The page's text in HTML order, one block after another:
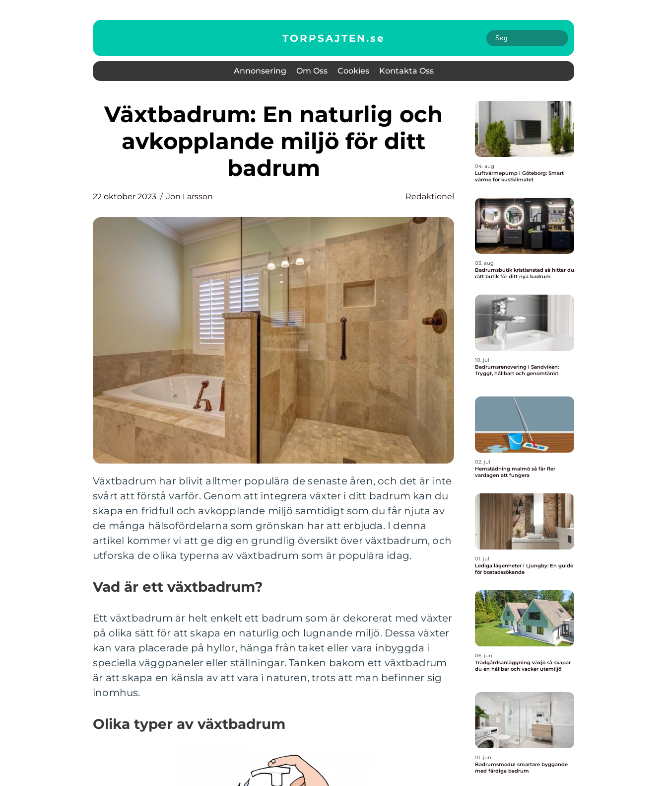
TORPSAJTEN.se
Annonsering Om Oss Cookies Kontakta Oss
Växtbadrum: En naturlig och
avkopplande miljö för ditt
badrum
22 oktober 2023 Jon Larsson Redaktionel
Växtbadrum har blivit alltmer populära de senaste åren, och det är inte
svårt att förstå varför. Genom att integrera växter i ditt badrum kan du
skapa en fridfull och avkopplande miljö samtidigt som du får njuta av
de många hälsofördelarna som grönskan har att erbjuda. I denna
artikel kommer vi att ge dig en grundlig översikt över växtbadrum, och
utforska de olika typerna av växtbadrum som är populära idag.
Vad är ett växtbadrum?
Ett växtbadrum är helt enkelt ett badrum som är dekorerat med växter
på olika sätt för att skapa en naturlig och lugnande miljö. Dessa växter
kan vara placerade på hyllor, hänga från taket eller vara inbyggda i
speciella väggpaneler eller ställningar. Tanken bakom ett växtbadrum
är att skapa en känsla av att vara i naturen, trots att man befinner sig
inomhus.
Olika typer av växtbadrum
04. aug
Luftvärmepump i Göteborg: Smart
värme för kustklimatet
03. aug
Badrumsbutik kristianstad så hittar du
rätt butik för ditt nya badrum
10. jul
Badrumsrenovering i Sandviken:
Tryggt, hållbart och genomtänkt
02. jul
Hemstädning malmö så får fler
vardagen att fungera
01. jul
Lediga lägenheter i Ljungby: En guide
för bostadssökande
06. jun
Trädgårdsanläggning växjö så skapar
du en hållbar och vacker utemiljö
01. jun
Badrumsmodul smartare byggande
med färdiga badrum